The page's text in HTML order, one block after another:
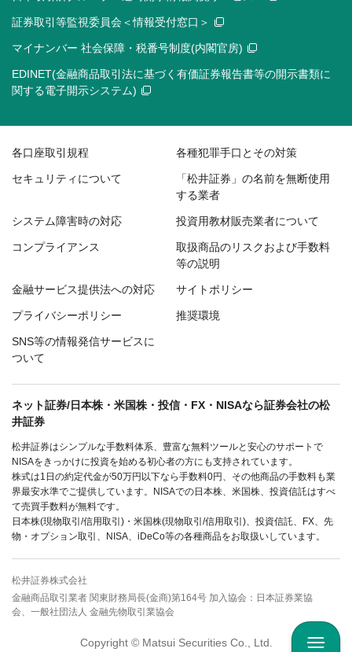
証券取引等監視委員会＜情報受付窓口＞
マイナンバー 社会保障・税番号制度(内閣官房)
EDINET(金融商品取引法に基づく有価証券報告書等の開示書類に
関する電子開示システム)
各口座取引規程 各種犯罪手口とその対策
セキュリティについて
「松井証券」の名前を無断使用
する業者
システム障害時の対応 投資用教材販売業者について
コンプライアンス
取扱商品のリスクおよび手数料
等の説明
金融サービス提供法への対応 サイトポリシー
プライバシーポリシー 推奨環境
SNS等の情報発信サービスに
ついて
ネット証券/日本株・米国株・投信・FX・NISAなら証券会社の松
井証券
松井証券はシンプルな手数料体系、豊富な無料ツールと安心のサポートで
NISAをきっかけに投資を始める初心者の方にも支持されています。
株式は1日の約定代金が50万円以下なら手数料0円、その他商品の手数料も業
界最安水準でご提供しています。NISAでの日本株、米国株、投資信託はすべ
て売買手数料が無料です。
日本株(現物取引/信用取引)・米国株(現物取引/信用取引)、投資信託、FX、先
物・オプション取引、NISA、iDeCo等の各種商品をお取扱いしています。
松井証券株式会社
金融商品取引業者 関東財務局長(金商)第164号 加入協会：日本証券業協
会、一般社団法人 金融先物取引業協会
Copyright © Matsui Securities Co., Ltd.